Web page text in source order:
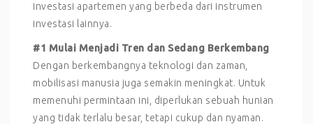
investasi apartemen yang berbeda dari instrumen
investasi lainnya.
#1 Mulai Menjadi Tren dan Sedang Berkembang
Dengan berkembangnya teknologi dan zaman,
mobilisasi manusia juga semakin meningkat. Untuk
memenuhi permintaan ini, diperlukan sebuah hunian
yang tidak terlalu besar, tetapi cukup dan nyaman.